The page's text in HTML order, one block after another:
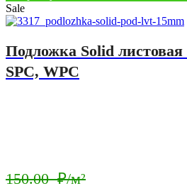
Sale
Подложка Solid листовая
SPC, WPC
150.00₽/м²Первоначальная